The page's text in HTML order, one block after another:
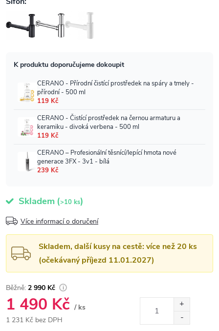
Skladem (>10 ks)
Více informací o doručení
Skladem, další kusy na cestě: více než 20 ks
(očekávaný příjezd 11.01.2027)
2 990 Kč
1 490 Kč / ks
1 231 Kč bez DPH